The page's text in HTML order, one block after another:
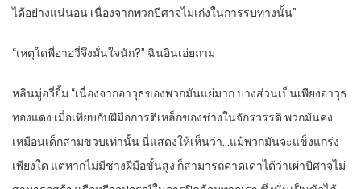
ได้อย่างแน่นอน เนื่องจากพวกปีศาจไม่เก่งในการรบทางนั้น”
“เหตุใดพี่อาอวี่จึงมั่นใจนัก?” ฉินอินเอ่ยถาม
หลินมู่อวี่ยิ้ม “เนื่องจากอาวุธของพวกมันแย่มาก บางส่วนเป็นเพียงอาวุธ
ทองแดง เมื่อเทียบกับฝีมือการตีเหล็กของช่างในจักรวรรดิ พวกมันคง
เหมือนเด็กสามขวบเท่านั้น นี่แสดงให้เห็นว่า…แม้พวกมันจะแข็งแกร่ง
เพียงใด แต่หากไม่มีช่างฝีมือขั้นสูง ก็สามารถคาดเดาได้ว่าเผ่าปีศาจไม่